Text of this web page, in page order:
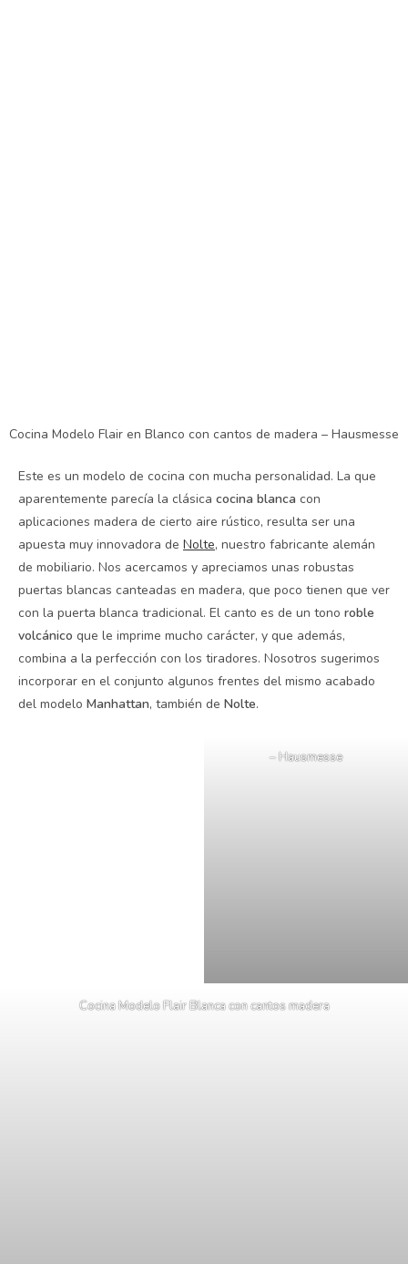
Cocina Modelo Flair en Blanco con cantos de madera – Hausmesse
Este es un modelo de cocina con mucha personalidad. La que
aparentemente parecía la clásica cocina blanca con
aplicaciones madera de cierto aire rústico, resulta ser una
apuesta muy innovadora de Nolte, nuestro fabricante alemán
de mobiliario. Nos acercamos y apreciamos unas robustas
puertas blancas canteadas en madera, que poco tienen que ver
con la puerta blanca tradicional. El canto es de un tono roble
volcánico que le imprime mucho carácter, y que además,
combina a la perfección con los tiradores. Nosotros sugerimos
incorporar en el conjunto algunos frentes del mismo acabado
del modelo Manhattan, también de Nolte.
– Hausmesse
Cocina Modelo Flair Blanca con cantos madera